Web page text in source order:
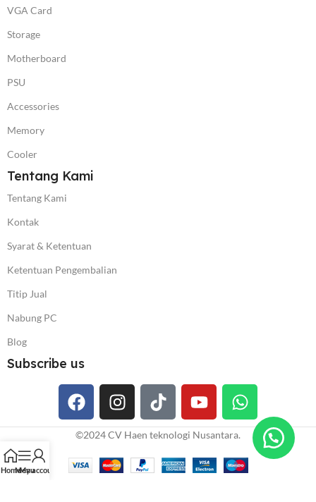
VGA Card
Storage
Motherboard
PSU
Accessories
Memory
Cooler
Tentang Kami
Tentang Kami
Kontak
Syarat & Ketentuan
Ketentuan Pengembalian
Titip Jual
Nabung PC
Blog
Subscribe us
©️2024 CV Haen teknologi Nusantara.
HomeMenu
My account